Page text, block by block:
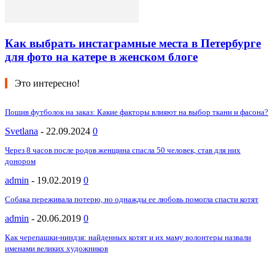
Как выбрать инстаграмные места в Петербурге
для фото на катере в женском блоге
Это интересно!
Пошив футболок на заказ: Какие факторы влияют на выбор ткани и фасона?
Svetlana - 22.09.2024 0
Через 8 часов после родов женщина спасла 50 человек, став для них
донором
admin - 19.02.2019 0
Собака переживала потерю, но однажды ее любовь помогла спасти котят
admin - 20.06.2019 0
Как черепашки-ниндзя: найденных котят и их маму волонтеры назвали
именами великих художников